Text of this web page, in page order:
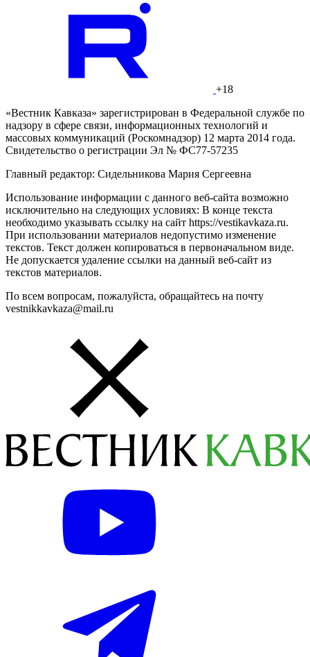
+18
«Вестник Кавказа» зарегистрирован в Федеральной службе по
надзору в сфере связи, информационных технологий и
массовых коммуникаций (Роскомнадзор) 12 марта 2014 года.
Свидетельство о регистрации Эл № ФС77-57235
Главный редактор: Сидельникова Мария Сергеевна
Использование информации с данного веб-сайта возможно
исключительно на следующих условиях: В конце текста
необходимо указывать ссылку на сайт https://vestikavkaza.ru.
При использовании материалов недопустимо изменение
текстов. Текст должен копироваться в первоначальном виде.
Не допускается удаление ссылки на данный веб-сайт из
текстов материалов.
По всем вопросам, пожалуйста, обращайтесь на почту
vestnikkavkaza@mail.ru